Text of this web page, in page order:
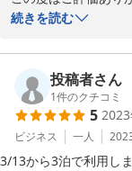
お客様からの評価を
致します。
この度はありがとう
2021-03-29
続きを読む
投稿者さん
1件のクチコミ
5
ビジネス 一人
3/13から3泊で利用しま